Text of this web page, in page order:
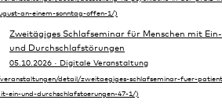
Zweitägiges Schlafseminar für Menschen mit Ein-
und Durchschlafstörungen
05.10.2026 · Digitale Veranstaltung